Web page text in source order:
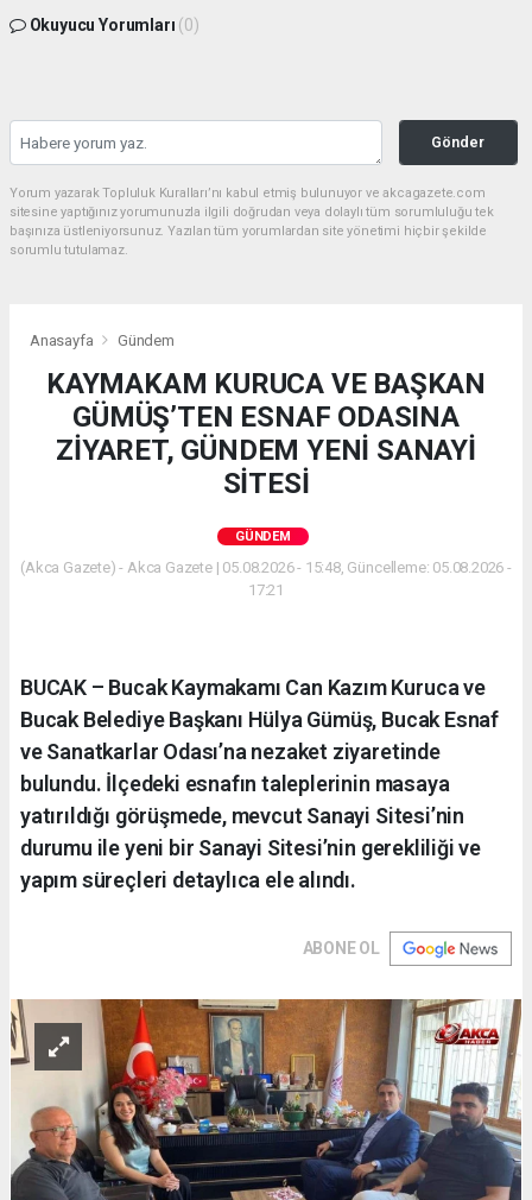
Okuyucu Yorumları (0)
Gönder
Yorum yazarak Topluluk Kuralları’nı kabul etmiş bulunuyor ve akcagazete.com
sitesine yaptığınız yorumunuzla ilgili doğrudan veya dolaylı tüm sorumluluğu tek
başınıza üstleniyorsunuz. Yazılan tüm yorumlardan site yönetimi hiçbir şekilde
sorumlu tutulamaz.
Anasayfa Gündem
KAYMAKAM KURUCA VE BAŞKAN
GÜMÜŞ’TEN ESNAF ODASINA
ZİYARET, GÜNDEM YENİ SANAYİ
SİTESİ
GÜNDEM
(Akca Gazete) - Akca Gazete | 05.08.2026 - 15:48, Güncelleme: 05.08.2026 -
17:21
BUCAK – Bucak Kaymakamı Can Kazım Kuruca ve
Bucak Belediye Başkanı Hülya Gümüş, Bucak Esnaf
ve Sanatkarlar Odası’na nezaket ziyaretinde
bulundu. İlçedeki esnafın taleplerinin masaya
yatırıldığı görüşmede, mevcut Sanayi Sitesi’nin
durumu ile yeni bir Sanayi Sitesi’nin gerekliliği ve
yapım süreçleri detaylıca ele alındı.
ABONE OL